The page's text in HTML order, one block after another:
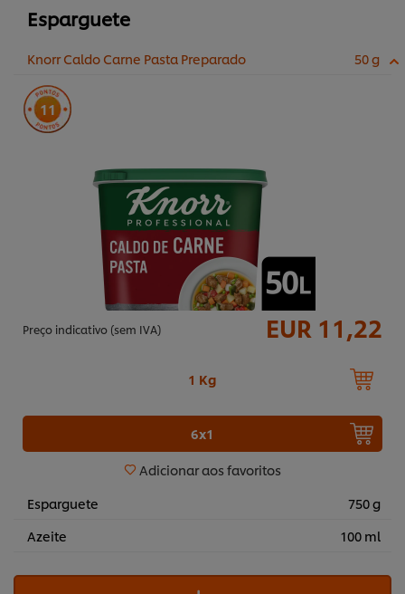
Esparguete
Knorr Caldo Carne Pasta Preparado 50 g
11
Preço indicativo (sem IVA) EUR 11,22
1 Kg
6x1
Adicionar aos favoritos
Esparguete
750 g
Azeite
100 ml
Utilizamos cookies (e técnicas semelhantes) para